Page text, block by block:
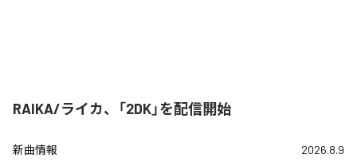
RAIKA/ライカ、「2DK」を配信開始
新曲情報 2026.8.9